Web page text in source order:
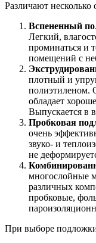
Различают
Вспененный
Легкий,
проминаться и
помещений с
плотный и
полиэтиленом.
обладает
Выпускается в
Пробковая
очень
звуко- и
не
многослойные
различных
пробковые,
При выборе